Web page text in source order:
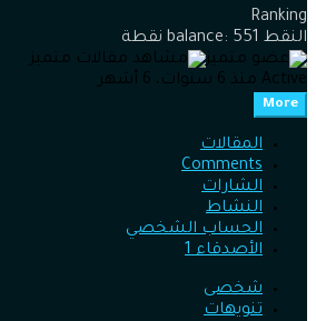
Ranking
النقط balance: 551 نقطة
Active منذ 6 سنوات، 6 أشهر
More
المقالات
Comments
الشارات
النشاط
الحساب الشخصي
الأصدقاء1
شخصى
تنويهات